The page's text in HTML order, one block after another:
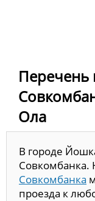
Перечень
Ола
В городе
Совкомбанка.
Совкомбанка
проезда к